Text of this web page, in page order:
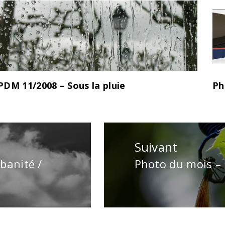
11/2008 – Sous la pluie
/
Suivant
Publication
suivante
:
Photo du mois –